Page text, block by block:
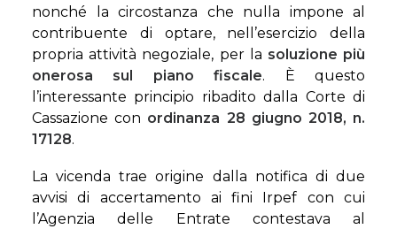
nonché la circostanza che nulla impone al
contribuente di optare, nell’esercizio della
propria attività negoziale, per la soluzione più
onerosa sul piano fiscale. È questo
l’interessante principio ribadito dalla Corte di
Cassazione con ordinanza 28 giugno 2018, n.
17128.
La vicenda trae origine dalla notifica di due
avvisi di accertamento ai fini Irpef con cui
l’Agenzia delle Entrate contestava al